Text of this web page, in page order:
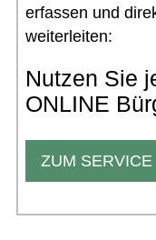
erfassen und
weiterleiten:
Nutzen Sie
ONLINE
ZUM SERVICE